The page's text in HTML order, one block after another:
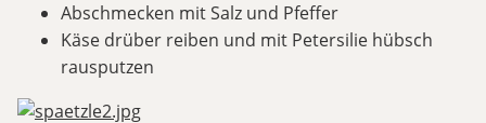
Abschmecken mit Salz und Pfeffer
Käse drüber reiben und mit Petersilie hübsch
rausputzen